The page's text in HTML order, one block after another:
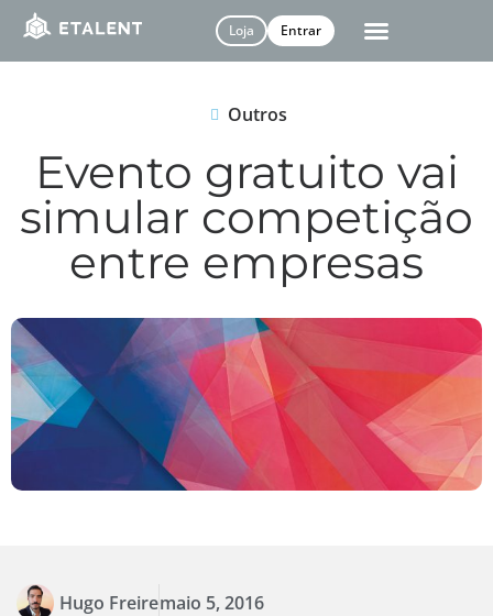
Loja Entrar
Outros
Evento gratuito vai
simular competição
entre empresas
Hugo Freiremaio 5, 2016